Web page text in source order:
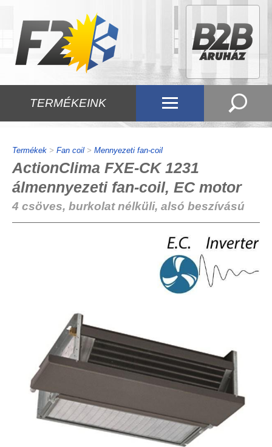
TERMÉKEINK
Termékek > Fan coil > Mennyezeti fan-coil
ActionClima FXE-CK 1231
álmennyezeti fan-coil, EC motor
4 csöves, burkolat nélküli, alsó beszívású